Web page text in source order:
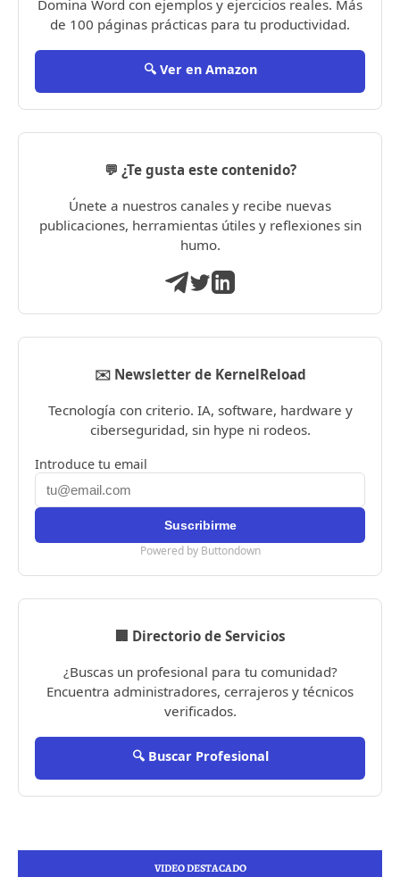
Domina Word con ejemplos y ejercicios reales. Más
de 100 páginas prácticas para tu productividad.
🔍 Ver en Amazon
💬 ¿Te gusta este contenido?
Únete a nuestros canales y recibe nuevas
publicaciones, herramientas útiles y reflexiones sin
humo.
✉️ Newsletter de KernelReload
Tecnología con criterio. IA, software, hardware y
ciberseguridad, sin hype ni rodeos.
Introduce tu email
Powered by Buttondown
🏢 Directorio de Servicios
¿Buscas un profesional para tu comunidad?
Encuentra administradores, cerrajeros y técnicos
verificados.
🔍 Buscar Profesional
VIDEO DESTACADO